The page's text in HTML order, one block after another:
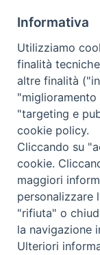
Abbonamenti
Abbonamento
Abbonamento
Abbonamento
Redazione:
IVA:
Informativa
Utilizziamo
finalità
altre finalità
"miglioramento
"targeting e
cookie policy.
Cliccando su
cookie.
maggiori
personalizzare
"rifiuta" o
la navigazione
Ulteriori